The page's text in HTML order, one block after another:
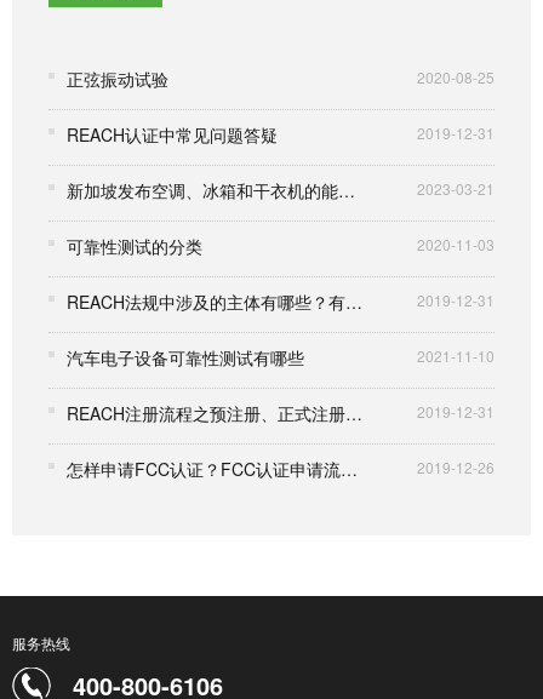
正弦振动试验 2020-08-25
REACH认证中常见问题答疑 2019-12-31
新加坡发布空调、冰箱和干衣机的能效新要求 2023-03-21
可靠性测试的分类 2020-11-03
REACH法规中涉及的主体有哪些？有哪些限制？ 2019-12-31
汽车电子设备可靠性测试有哪些 2021-11-10
REACH注册流程之预注册、正式注册详情解析 2019-12-31
怎样申请FCC认证？FCC认证申请流程详解 2019-12-26
服务热线
400-800-6106